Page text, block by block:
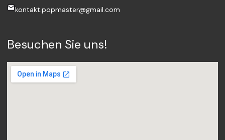
kontakt.popmaster@gmail.com
Besuchen Sie uns!